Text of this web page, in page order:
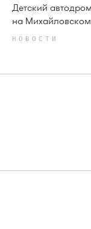
Детский
на
НОВОСТИ